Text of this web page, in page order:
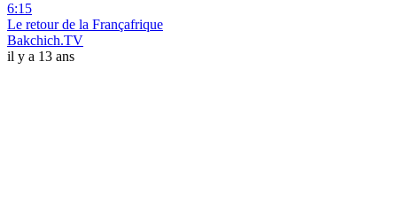
6:15
Le retour de la Françafrique
Bakchich.TV
il y a 13 ans